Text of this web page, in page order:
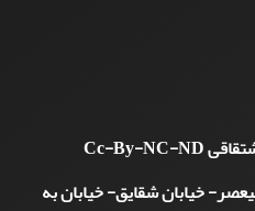
Cc-By-NC-ND
خیابان شقایق- خیابان به